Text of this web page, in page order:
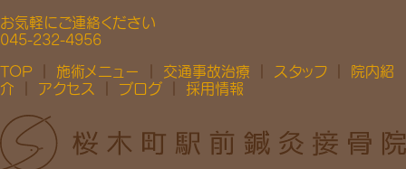
お気軽にご連絡ください
045-232-4956
TOP
施術メニュー 交通事故治療 スタッフ
院内紹
介
アクセス ブログ 採用情報